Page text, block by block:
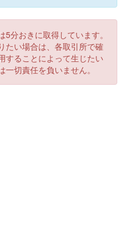
分おきに取得しています。
たい場合は、各取引所で確
することによって生じたい
切責任を負いません。